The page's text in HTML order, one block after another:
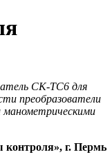
СК-ТС6 для
преобразователи
г. Пермь